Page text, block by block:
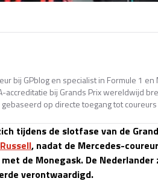
bij GPblog en specialist in Formule 1 en
accreditatie bij Grands Prix wereldwijd
op directe toegang tot
tijdens de slotfase van de
, nadat de Mercedes-
de Monegask. De
verontwaardigd.